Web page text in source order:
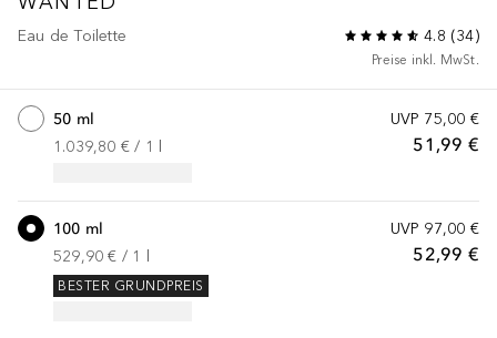
Eau de Toilette 4.8 (34)
Preise inkl. MwSt.
UVP 75,00 €
51,99 €
50 ml
1.039,80 € / 1
UVP 97,00 €
52,99 €
100 ml
529,90 € / 1
BESTER GRUNDPREIS